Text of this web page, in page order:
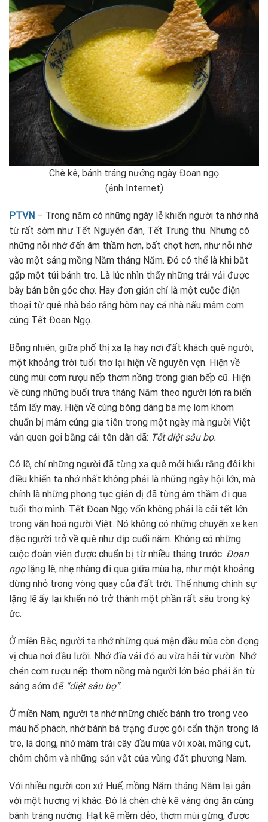
Chè kê, bánh tráng nướng ngày Đoan ngọ
(ảnh Internet)
PTVN – Trong năm có những ngày lễ khiến người ta nhớ nhà
từ rất sớm như Tết Nguyên đán, Tết Trung thu. Nhưng có
những nỗi nhớ đến âm thầm hơn, bất chợt hơn, như nỗi nhớ
vào một sáng mồng Năm tháng Năm. Đó có thể là khi bắt
gặp một túi bánh tro. Là lúc nhìn thấy những trái vải được
bày bán bên góc chợ. Hay đơn giản chỉ là một cuộc điện
thoại từ quê nhà báo rằng hôm nay cả nhà nấu mâm cơm
cúng Tết Đoan Ngọ.
Bỗng nhiên, giữa phố thị xa lạ hay nơi đất khách quê người,
một khoảng trời tuổi thơ lại hiện về nguyên vẹn. Hiện về
cùng mùi cơm rượu nếp thơm nồng trong gian bếp cũ. Hiện
về cùng những buổi trưa tháng Năm theo người lớn ra biển
tắm lấy may. Hiện về cùng bóng dáng ba mẹ lom khom
chuẩn bị mâm cúng gia tiên trong một ngày mà người Việt
vẫn quen gọi bằng cái tên dân dã: Tết diệt sâu bọ.
Có lẽ, chỉ những người đã từng xa quê mới hiểu rằng đôi khi
điều khiến ta nhớ nhất không phải là những ngày hội lớn, mà
chính là những phong tục giản dị đã từng âm thầm đi qua
tuổi thơ mình. Tết Đoan Ngọ vốn không phải là cái tết lớn
trong văn hoá người Việt. Nó không có những chuyến xe ken
đặc người trở về quê như dịp cuối năm. Không có những
cuộc đoàn viên được chuẩn bị từ nhiều tháng trước. Đoan
ngọlặng lẽ, nhẹ nhàng đi qua giữa mùa hạ, như một khoảng
dừng nhỏ trong vòng quay của đất trời. Thế nhưng chính sự
lặng lẽ ấy lại khiến nó trở thành một phần rất sâu trong ký
ức.
Ở miền Bắc, người ta nhớ những quả mận đầu mùa còn đọng
vị chua nơi đầu lưỡi. Nhớ đĩa vải đỏ au vừa hái từ vườn. Nhớ
chén cơm rượu nếp thơm nồng mà người lớn bảo phải ăn từ
sáng sớm để “diệt sâu bọ”.
Ở miền Nam, người ta nhớ những chiếc bánh tro trong veo
màu hổ phách, nhớ bánh bá trạng được gói cẩn thận trong lá
tre, lá dong, nhớ mâm trái cây đầu mùa với xoài, măng cụt,
chôm chôm và những sản vật của vùng đất phương Nam.
Với nhiều người con xứ Huế, mồng Năm tháng Năm lại gắn
với một hương vị khác. Đó là chén chè kê vàng óng ăn cùng
bánh tráng nướng. Hạt kê mềm dẻo, thơm mùi gừng, được